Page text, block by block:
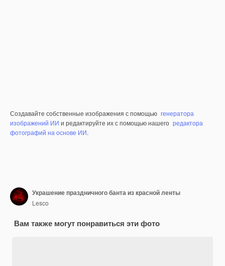
Создавайте собственные изображения с помощью генератора
изображений ИИ и редактируйте их с помощью нашего редактора
фотографий на основе ИИ.
Украшение праздничного банта из красной ленты
Lesco
Вам также могут понравиться эти фото